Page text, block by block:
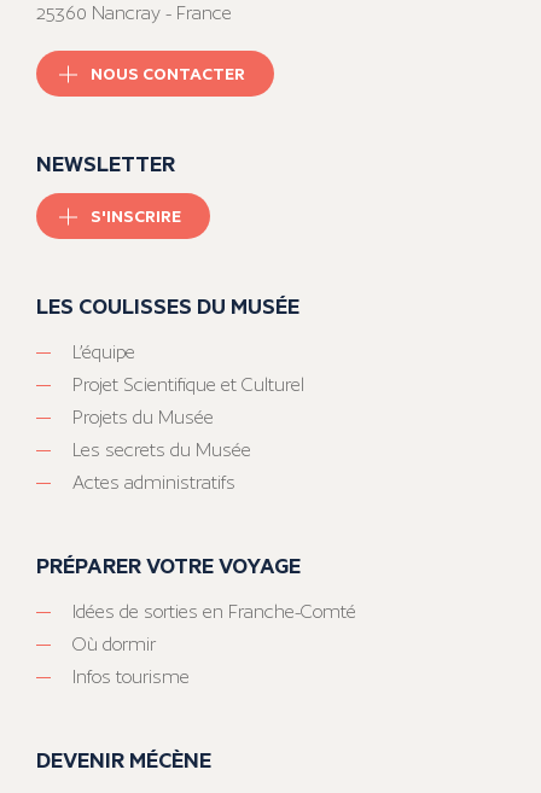
25360 Nancray - France
NOUS CONTACTER
NEWSLETTER
S'INSCRIRE
LES COULISSES DU MUSÉE
L’équipe
Projet Scientifique et Culturel
Projets du Musée
Les secrets du Musée
Actes administratifs
PRÉPARER VOTRE VOYAGE
Idées de sorties en Franche-Comté
Où dormir
Infos tourisme
DEVENIR MÉCÈNE